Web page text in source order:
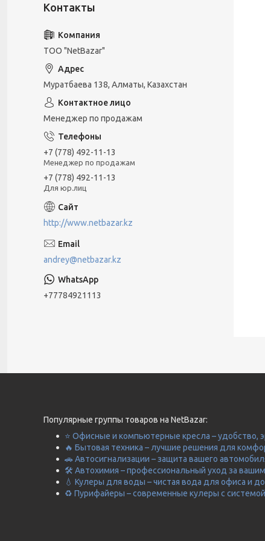
ТОО "NetBazar"
Муратбаева 138, Алматы, Казахстан
Менеджер по продажам
+7 (778) 492-11-13
Менеджер по продажам
+7 (778) 492-11-13
Для юр.лиц
http://www.netbazar.kz
andrey@netbazar.kz
+77784921113
Популярные группы товаров на NetBazar:
⭐ Офисные и компьютерные кресла – удобство,
🔥 Бытовая техника – лучшие решения для
🚗 Автосигнализации – защита вашего
🛠️ Автохимия – профессиональный уход за
💧 Кулеры для воды – чистая вода для офиса и
♻️ Пурифайеры – современные кулеры с